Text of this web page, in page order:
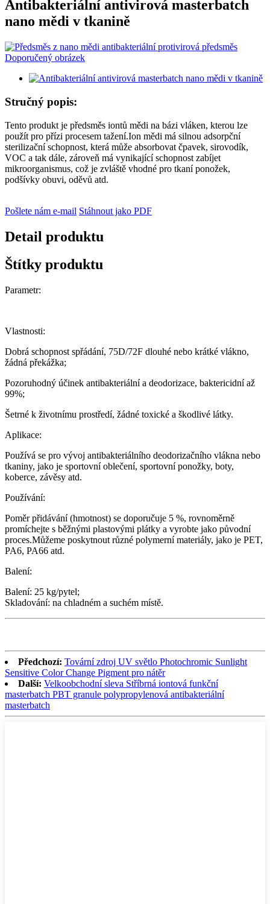
Antibakteriální antivirová masterbatch
nano mědi v tkanině
Stručný popis:
Tento produkt je předsměs iontů mědi na bázi vláken, kterou lze
použít pro přízi procesem tažení.Ion mědi má silnou adsorpční
sterilizační schopnost, která může absorbovat čpavek, sirovodík,
VOC a tak dále, zároveň má vynikající schopnost zabíjet
mikroorganismus, což je zvláště vhodné pro tkaní ponožek,
podšívky obuvi, oděvů atd.
Pošlete nám e-mail Stáhnout jako PDF
Detail produktu
Štítky produktu
Parametr:
Vlastnosti:
Dobrá schopnost spřádání, 75D/72F dlouhé nebo krátké vlákno,
žádná překážka;
Pozoruhodný účinek antibakteriální a deodorizace, baktericidní až
99%;
Šetrné k životnímu prostředí, žádné toxické a škodlivé látky.
Aplikace:
Používá se pro vývoj antibakteriálního deodorizačního vlákna nebo
tkaniny, jako je sportovní oblečení, sportovní ponožky, boty,
koberce, závěsy atd.
Používání:
Poměr přidávání (hmotnost) se doporučuje 5 %, rovnoměrně
promíchejte s běžnými plastovými plátky a vyrobte jako původní
proces.Můžeme poskytnout různé polymerní materiály, jako je PET,
PA6, PA66 atd.
Balení:
Balení: 25 kg/pytel;
Skladování: na chladném a suchém místě.
Předchozí: Tovární zdroj UV světlo Photochromic Sunlight
Sensitive Color Change Pigment pro nátěr
Další: Velkoobchodní sleva Stříbrná iontová funkční
masterbatch PBT granule polypropylenová antibakteriální
masterbatch